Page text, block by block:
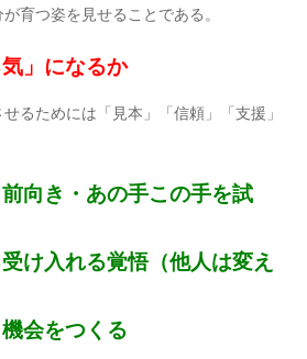
育つ姿を見せることである。
」になるか
るためには「見本」「信頼」「支援」
向き・あの手この手を試
け入れる覚悟（他人は変え
会をつくる